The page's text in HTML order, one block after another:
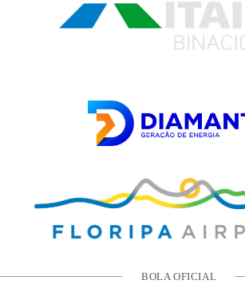
BOLA OFICIAL